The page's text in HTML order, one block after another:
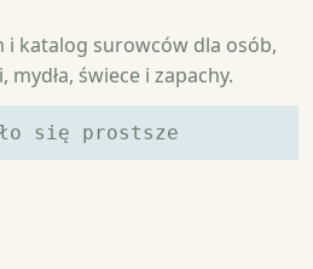
katalog surowców dla osób,
świece i zapachy.
się prostsze